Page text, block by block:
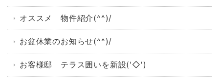
オススメ 物件紹介(^^)/
お盆休業のお知らせ(^^)/
お客様邸 テラス囲いを新設('◇')ゞ